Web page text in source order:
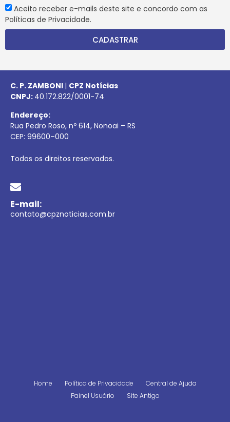
Aceito receber e-mails deste site e concordo com as
Políticas de Privacidade.
CADASTRAR
C. P. ZAMBONI | CPZ Notícias
CNPJ: 40.172.822/0001-74
Endereço:
Rua Pedro Roso, nº 614, Nonoai – RS
CEP: 99600–000
Todos os direitos reservados.
E-mail:
contato@cpznoticias.com.br
Home Política de Privacidade
Central de Ajuda
Painel Usuário
Site Antigo